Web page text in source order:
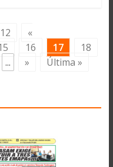
«
16 17
18
... » Última »